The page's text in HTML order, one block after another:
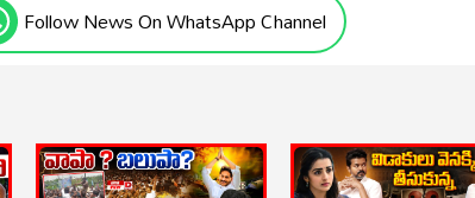
Follow News On WhatsApp Channel